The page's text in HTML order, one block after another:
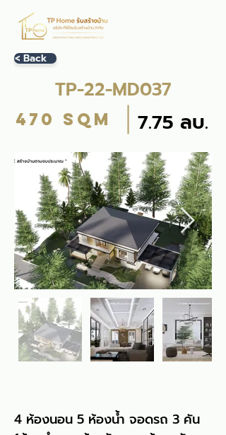
< Back
TP-22-MD037
470 sqm 7.75 ลบ.
4 ห้องนอน 5 ห้องน้ำ จอดรถ 3 คัน